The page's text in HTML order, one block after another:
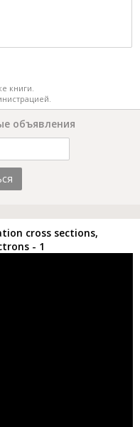
книги.
объявления
cross sections,
- 1